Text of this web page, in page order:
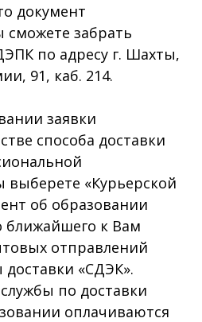
документ
забрать
по адресу г. Шахты,
91, каб. 214.
заявки
способа доставки
выберете «Курьерской
об образовании
ближайшего к Вам
отправлений
доставки «СДЭК».
по доставки
оплачиваются